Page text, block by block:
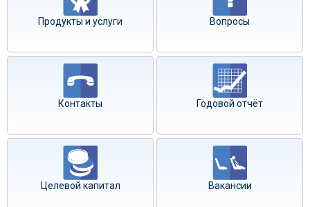
Продукты и услуги Вопросы
Контакты Годовой отчёт
Целевой капитал Вакансии